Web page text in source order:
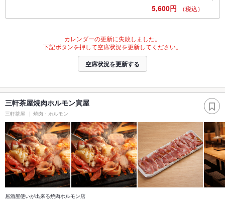
5,600円 （税込）
カレンダーの更新に失敗しました。
下記ボタンを押して空席状況を更新してください。
空席状況を更新する
三軒茶屋焼肉ホルモン寅屋
三軒茶屋 焼肉・ホルモン
居酒屋使いが出来る焼肉ホルモン店